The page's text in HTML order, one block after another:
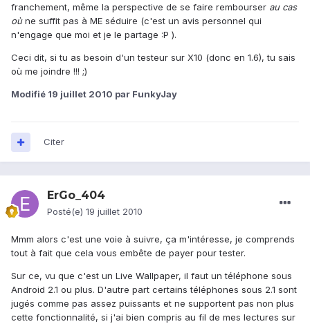
franchement, même la perspective de se faire rembourser au cas
oùne suffit pas à ME séduire (c'est un avis personnel qui
n'engage que moi et je le partage :P ).
Ceci dit, si tu as besoin d'un testeur sur X10 (donc en 1.6), tu sais
où me joindre !!! ;)
Modifié 19 juillet 2010 par FunkyJay
Citer
ErGo_404
Posté(e) 19 juillet 2010
Mmm alors c'est une voie à suivre, ça m'intéresse, je comprends
tout à fait que cela vous embête de payer pour tester.
Sur ce, vu que c'est un Live Wallpaper, il faut un téléphone sous
Android 2.1 ou plus. D'autre part certains téléphones sous 2.1 sont
jugés comme pas assez puissants et ne supportent pas non plus
cette fonctionnalité, si j'ai bien compris au fil de mes lectures sur